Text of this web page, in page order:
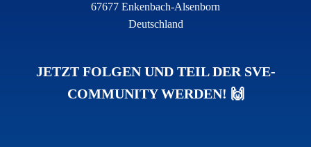
67677 Enkenbach-Alsenborn
Deutschland
JETZT FOLGEN UND TEIL DER SVE-
COMMUNITY WERDEN! 🙌